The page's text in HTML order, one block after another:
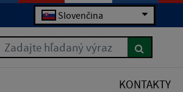
Slovenčina
Zadajte hľadaný výraz
KONTAKTY